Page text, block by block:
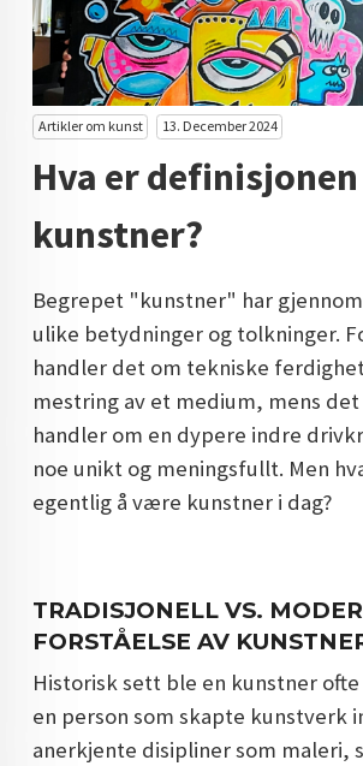
KUNST INVESTERING
KUNSTSTILER
FARGETEORI
KJØP KUNST TIL SALGS
POP ART
MALERIER TIL SALGS
KUNST
KUNSTNER BLOGG - EN KUNSTNERS DAGBOK
STORE MALERIER TIL STUE
NORSK KUNST
DOPAMIN DECOR NORGE
Artikler om kunst 13. December 2024
Hva er definisjonen
kunstner?
Begrepet "kunstner" har
ulike betydninger og tolkninger.
handler det om tekniske
mestring av et medium, mens
handler om en dypere indre
noe unikt og meningsfullt. Men
egentlig å være kunstner i dag?
TRADISJONELL VS.
FORSTÅELSE AV
Historisk sett ble en kunstner
en person som skapte kunstverk
anerkjente disipliner som maleri,